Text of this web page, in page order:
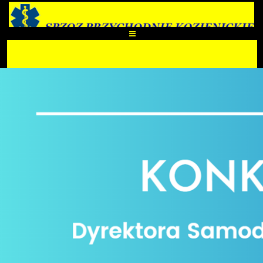
E-Rejestracja
LEK. MED. MARIA JARZĘBSKA
LEK. MED. SYLWIA NOWAKOWSKA
UL. WARSZAWSKA 55
LEK. MED. MAŁGORZATA CIEŚLAKOWSKA-MOLENDA
LEK. MED. AGNIESZKA TUWALSKA-JASIK
SPECJALIŚCI